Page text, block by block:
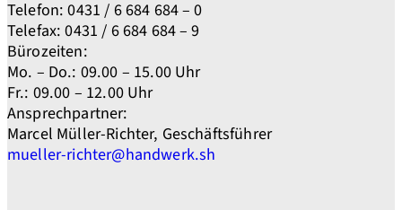
Telefon: 0431 / 6 684 684 – 0
Telefax: 0431 / 6 684 684 – 9
Bürozeiten:
Mo. – Do.: 09.00 – 15.00 Uhr
Fr.: 09.00 – 12.00 Uhr
Ansprechpartner:
Marcel Müller-Richter, Geschäftsführer
mueller-richter@handwerk.sh